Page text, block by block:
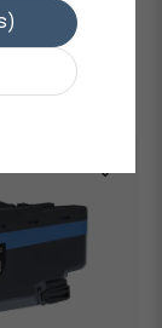
leverantör